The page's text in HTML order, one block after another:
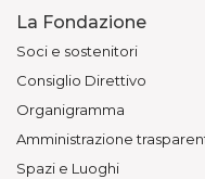
La Fondazione
Soci e sostenitori
Consiglio Direttivo
Organigramma
Amministrazione
Spazi e Luoghi